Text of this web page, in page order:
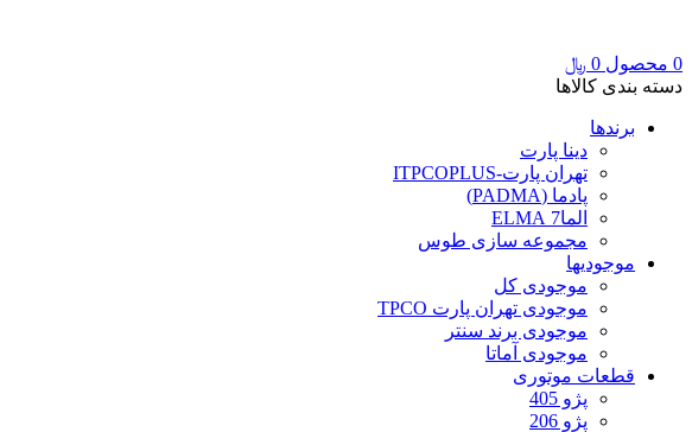
0 محصول 0 ﷼
دسته بندی کالاها
برندها
دینا پارت
تهران پارت-ITPCOPLUS
پادما (PADMA)
الما7 ELMA
مجموعه سازی طوس
موجودیها
موجودی کل
موجودی تهران پارت TPCO
موجودی برند سنتر
موجودی آماتا
قطعات موتوری
پژو 405
پژو 206